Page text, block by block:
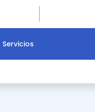
Servicios